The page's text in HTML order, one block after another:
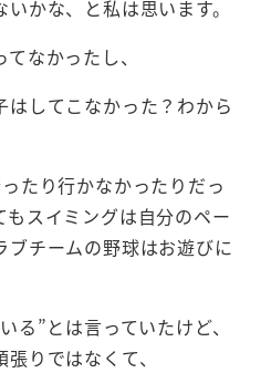
かな、と私は思います。
なかったし、
してこなかった？わから
たり行かなかったりだっ
スイミングは自分のペー
ブチームの野球はお遊びに
る”とは言っていたけど、
りではなくて、